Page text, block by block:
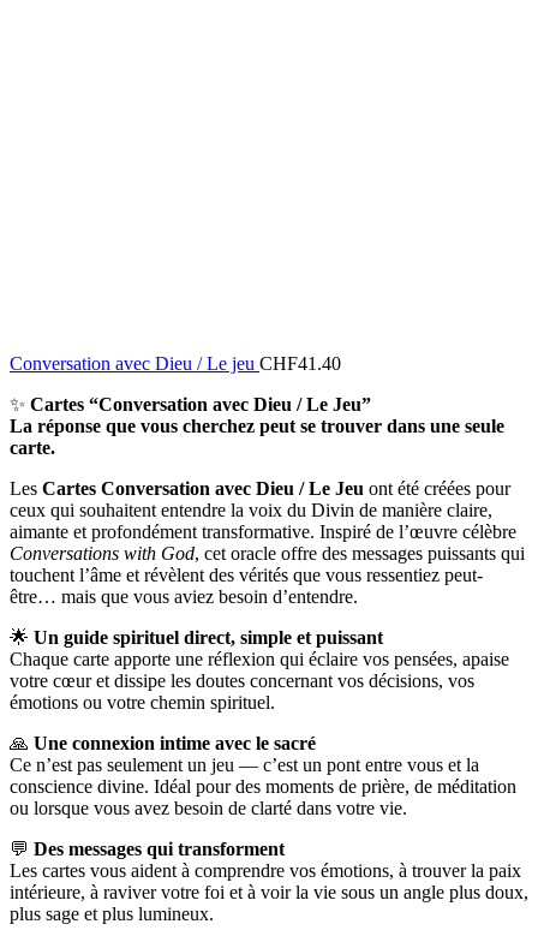
Conversation avec Dieu / Le jeu CHF41.40
✨ Cartes “Conversation avec Dieu / Le Jeu”
La réponse que vous cherchez peut se trouver dans une seule
carte.
Les Cartes Conversation avec Dieu / Le Jeu ont été créées pour
ceux qui souhaitent entendre la voix du Divin de manière claire,
aimante et profondément transformative. Inspiré de l’œuvre célèbre
Conversations with God, cet oracle offre des messages puissants qui
touchent l’âme et révèlent des vérités que vous ressentiez peut-
être… mais que vous aviez besoin d’entendre.
🌟 Un guide spirituel direct, simple et puissant
Chaque carte apporte une réflexion qui éclaire vos pensées, apaise
votre cœur et dissipe les doutes concernant vos décisions, vos
émotions ou votre chemin spirituel.
🙏 Une connexion intime avec le sacré
Ce n’est pas seulement un jeu — c’est un pont entre vous et la
conscience divine. Idéal pour des moments de prière, de méditation
ou lorsque vous avez besoin de clarté dans votre vie.
💬 Des messages qui transforment
Les cartes vous aident à comprendre vos émotions, à trouver la paix
intérieure, à raviver votre foi et à voir la vie sous un angle plus doux,
plus sage et plus lumineux.